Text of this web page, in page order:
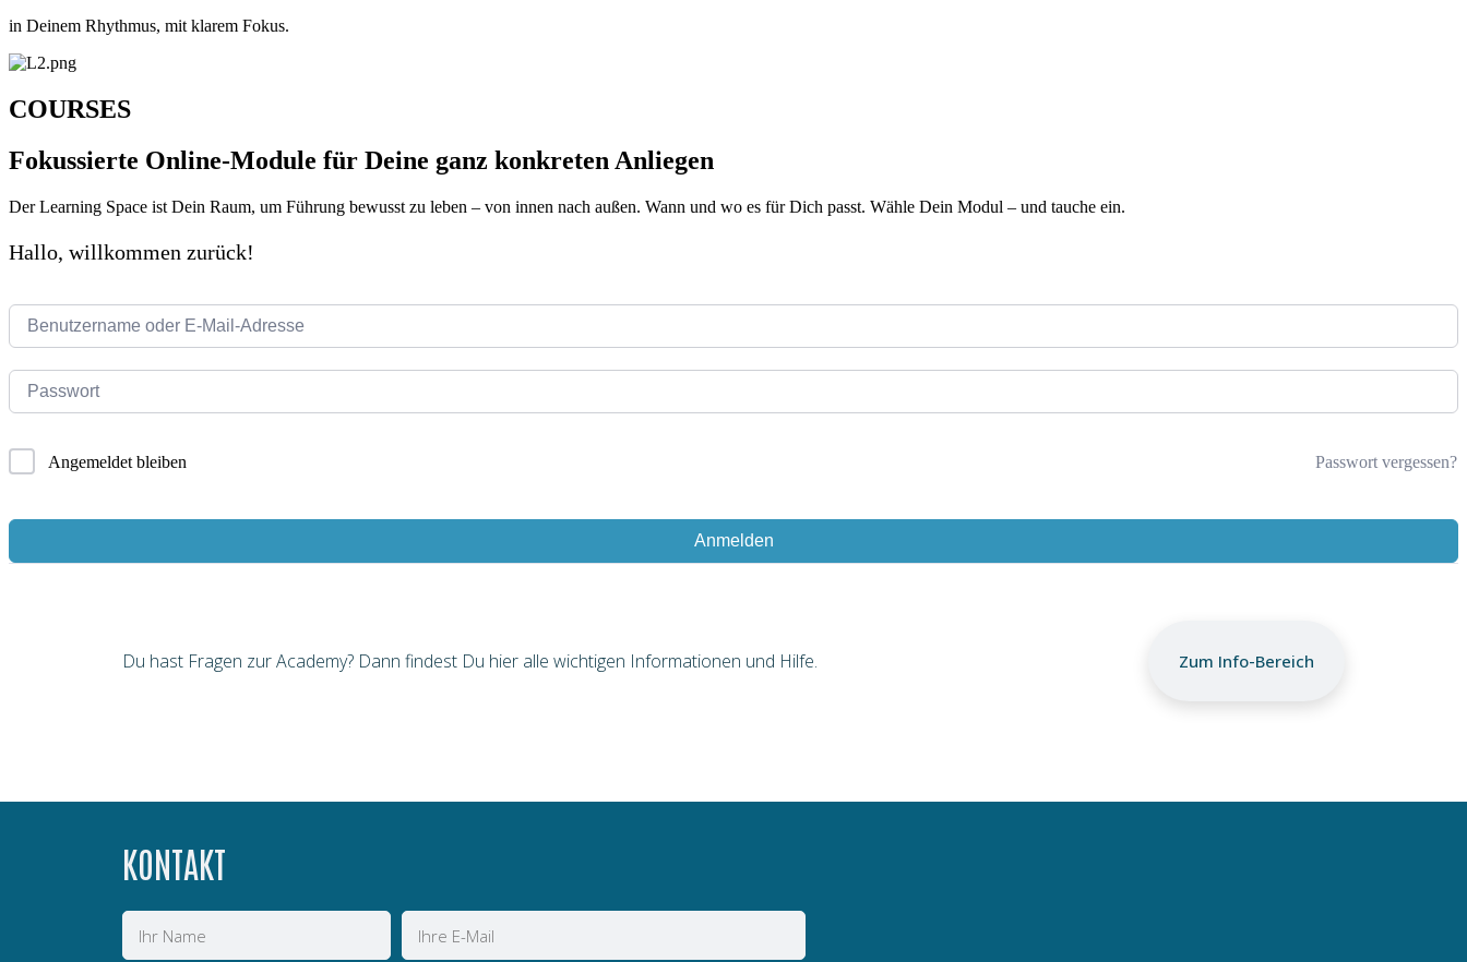
in Deinem Rhythmus, mit klarem Fokus.
COURSES
Fokussierte Online-Module für Deine ganz konkreten Anliegen
Der Learning Space ist Dein Raum, um Führung bewusst zu leben – von innen nach außen. Wann und wo es für Dich passt. Wähle Dein Modul – und tauche ein.
Hallo, willkommen zurück!
Angemeldet bleiben Passwort vergessen?
Anmelden
Du hast Fragen zur Academy? Dann findest Du hier alle wichtigen Informationen und Hilfe. Zum Info-Bereich
KONTAKT
Name
E-
Mail